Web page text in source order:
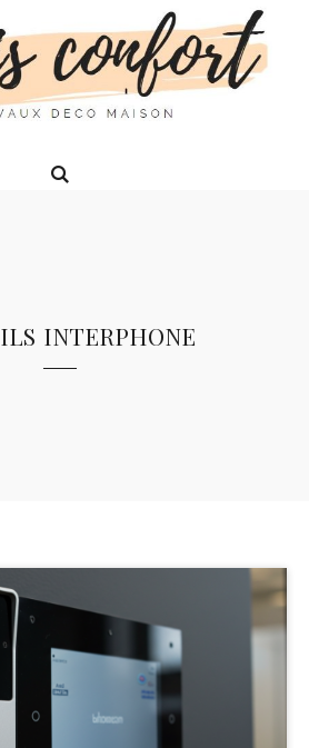
interphone